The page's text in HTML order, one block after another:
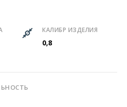
КАЛИБР ИЗДЕЛИЯ
0,8